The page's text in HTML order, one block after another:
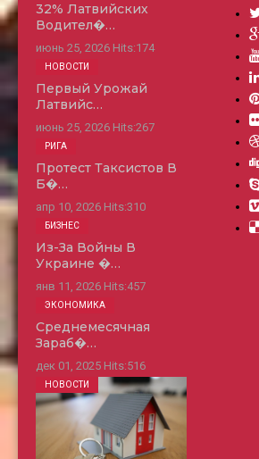
32% Латвийских
Водител�…
июнь 25, 2026 Hits:174
Первый Урожай
Латвийс…
июнь 25, 2026 Hits:267
НОВОСТИ
Протест Таксистов В
Б�…
апр 10, 2026 Hits:310
РИГА
Из-За Войны В
Украине �…
янв 11, 2026 Hits:457
БИЗНЕС
Среднемесячная
Зараб�…
дек 01, 2025 Hits:516
ЭКОНОМИКА
НОВОСТИ